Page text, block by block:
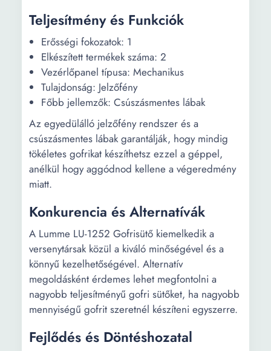
Teljesítmény és Funkciók
Erősségi fokozatok: 1
Elkészített termékek száma: 2
Vezérlőpanel típusa: Mechanikus
Tulajdonság: Jelzőfény
Főbb jellemzők: Csúszásmentes lábak
Az egyedülálló jelzőfény rendszer és a
csúszásmentes lábak garantálják, hogy mindig
tökéletes gofrikat készíthetsz ezzel a géppel,
anélkül hogy aggódnod kellene a végeredmény
miatt.
Konkurencia és Alternatívák
A Lumme LU-1252 Gofrisütő kiemelkedik a
versenytársak közül a kiváló minőségével és a
könnyű kezelhetőségével. Alternatív
megoldásként érdemes lehet megfontolni a
nagyobb teljesítményű gofri sütőket, ha nagyobb
mennyiségű gofrit szeretnél készíteni egyszerre.
Fejlődés és Döntéshozatal